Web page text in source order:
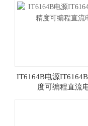
IT6164B电源
度可编程直流